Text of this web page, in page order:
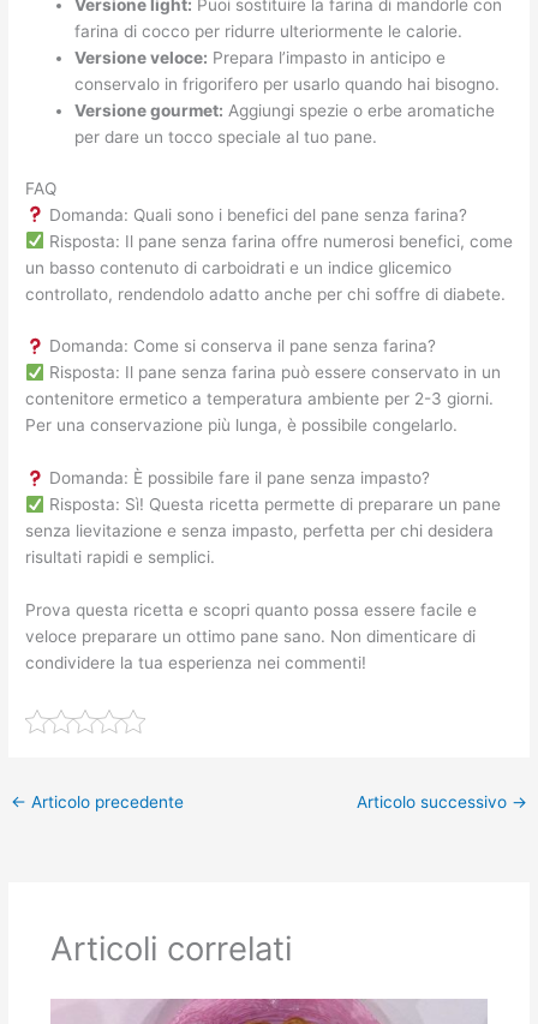
Versione light: Puoi sostituire la farina di mandorle con
farina di cocco per ridurre ulteriormente le calorie.
Versione veloce: Prepara l’impasto in anticipo e
conservalo in frigorifero per usarlo quando hai bisogno.
Versione gourmet: Aggiungi spezie o erbe aromatiche
per dare un tocco speciale al tuo pane.
FAQ
Domanda: Quali sono i benefici del pane senza farina?
Risposta: Il pane senza farina offre numerosi benefici, come
un basso contenuto di carboidrati e un indice glicemico
controllato, rendendolo adatto anche per chi soffre di diabete.
Domanda: Come si conserva il pane senza farina?
Risposta: Il pane senza farina può essere conservato in un
contenitore ermetico a temperatura ambiente per 2-3 giorni.
Per una conservazione più lunga, è possibile congelarlo.
Domanda: È possibile fare il pane senza impasto?
Risposta: Sì! Questa ricetta permette di preparare un pane
senza lievitazione e senza impasto, perfetta per chi desidera
risultati rapidi e semplici.
Prova questa ricetta e scopri quanto possa essere facile e
veloce preparare un ottimo pane sano. Non dimenticare di
condividere la tua esperienza nei commenti!
← Articolo precedente Articolo successivo →
Articoli correlati